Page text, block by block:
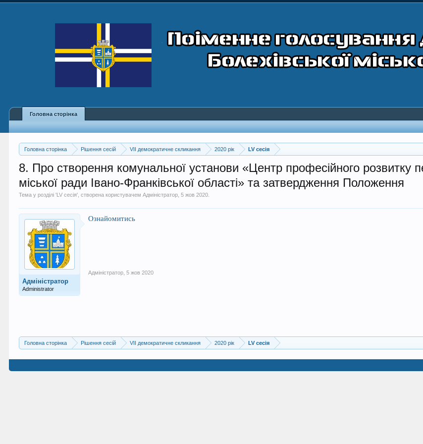
Головна сторінка Рішення сесій VII демократичне скликання 2020 рік LV сесія
8. Про створення комунальної установи «Центр професійного розвитку
міської ради Івано-Франківської області» та затвердження Положення
Тема у розділі 'LV сесія', створена користувачемАдміністратор ,5 жов 2020
Адміністратор
Administrator
Ознайомитись
Адміністратор 5 жов 2020
Головна сторінка Рішення сесій VII демократичне скликання 2020 рік LV сесія
Головна сторінка